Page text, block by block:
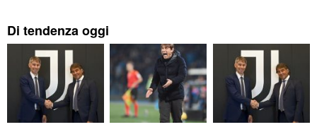
Di tendenza oggi